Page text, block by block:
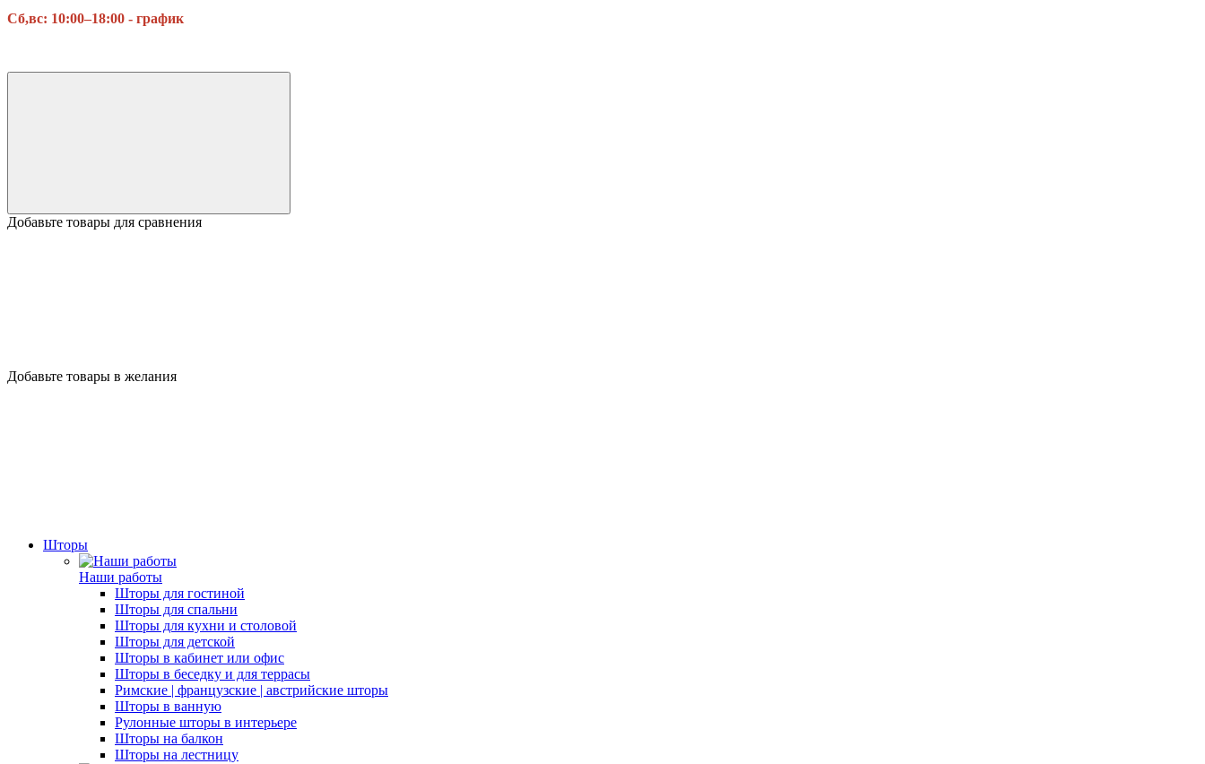
Сб,вс: 10:00–18:00 - график
Добавьте товары для сравнения
Добавьте товары в желания
Шторы
Наши работы
Шторы для гостиной
Шторы для спальни
Шторы для кухни и столовой
Шторы для детской
Шторы в кабинет или офис
Шторы в беседку и для террасы
Римские | французские | австрийские шторы
Шторы в ванную
Рулонные шторы в интерьере
Шторы на балкон
Шторы на лестницу